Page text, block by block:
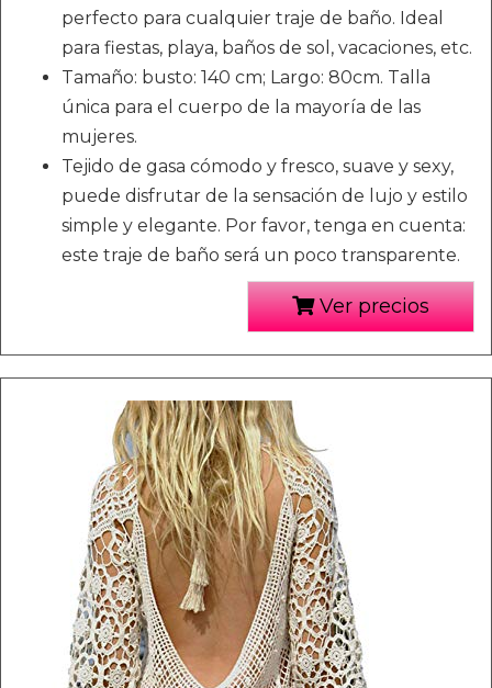
perfecto para cualquier traje de baño. Ideal
para fiestas, playa, baños de sol, vacaciones, etc.
Tamaño: busto: 140 cm; Largo: 80cm. Talla
única para el cuerpo de la mayoría de las
mujeres.
Tejido de gasa cómodo y fresco, suave y sexy,
puede disfrutar de la sensación de lujo y estilo
simple y elegante. Por favor, tenga en cuenta:
este traje de baño será un poco transparente.
Ver precios